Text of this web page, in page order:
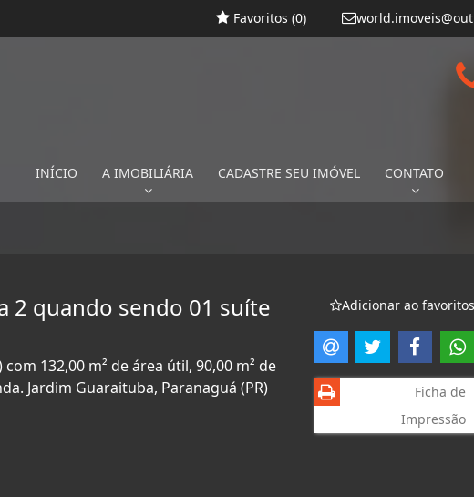
Favoritos (0)
INÍCIO A IMOBILIÁRIA CADASTRE SEU IMÓVEL CONTATO
2 quando sendo 01 suíte
132,00 m² de área útil, 90,00 m² de
Jardim Guaraituba, Paranaguá (PR)
Adicionar ao favoritos
Ficha de
Impressão